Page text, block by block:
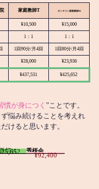
家庭教師T オンライン家庭教師M
¥10,500 ¥15,000
1：1 1：1
1回90分/月4回 1回80分/月4回
¥28,000 ¥23,936
¥437,531 ¥425,652
慣が身につく ”ことです。
悩み続けることを考えれ
けると思います。
師M 秀桜会
¥92,400